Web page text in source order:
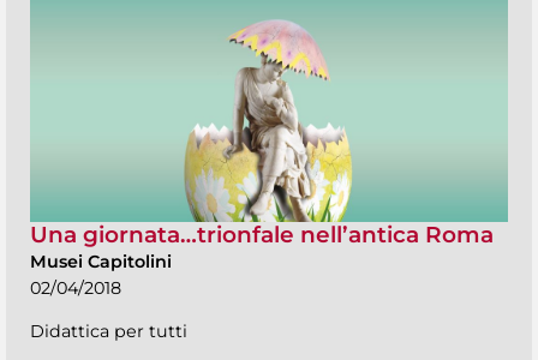
Una giornata…trionfale nell’antica Roma
Musei Capitolini
02/04/2018
Didattica per tutti